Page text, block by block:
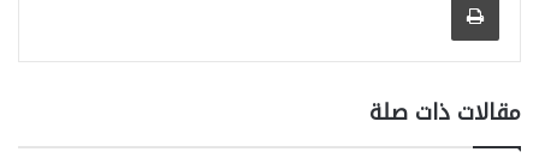
مقالات ذات صلة